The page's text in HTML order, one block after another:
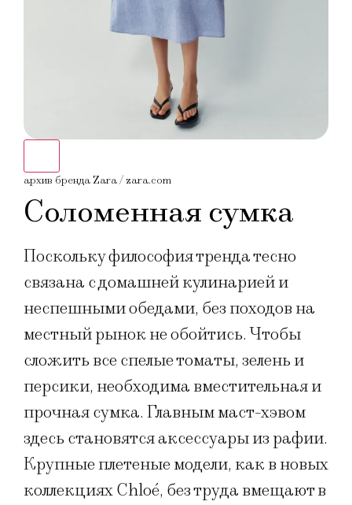
архив бренда Zara / zara.com
Соломенная сумка
Поскольку философия тренда тесно
связана с домашней кулинарией и
неспешными обедами, без походов на
местный рынок не обойтись. Чтобы
сложить все спелые томаты, зелень и
персики, необходима вместительная и
прочная сумка. Главным маст-хэвом
здесь становятся аксессуары из рафии.
Крупные плетеные модели, как в новых
коллекциях Chloé, без труда вмещают в